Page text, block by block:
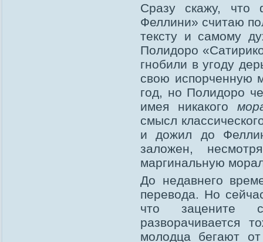
Сразу скажу, что
Феллини» считаю
тексту и самому
Полидоро
гнобили в угоду
свою испорченную
год, но Полидоро
имея никакого
смысл
и дожил до
заложен,
маргинальную
До недавнего
перевода. Но
что зацените
разворачивается
молодца бегают